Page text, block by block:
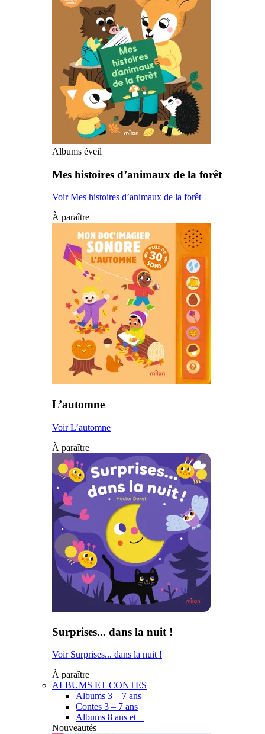
Albums éveil
Mes histoires d’animaux de la forêt
Voir Mes histoires d’animaux de la forêt
À paraître
L’automne
Voir L’automne
À paraître
Surprises... dans la nuit !
Voir Surprises... dans la nuit !
À paraître
ALBUMS ET CONTES
Albums 3 – 7 ans
Contes 3 – 7 ans
Albums 8 ans et +
Nouveautés